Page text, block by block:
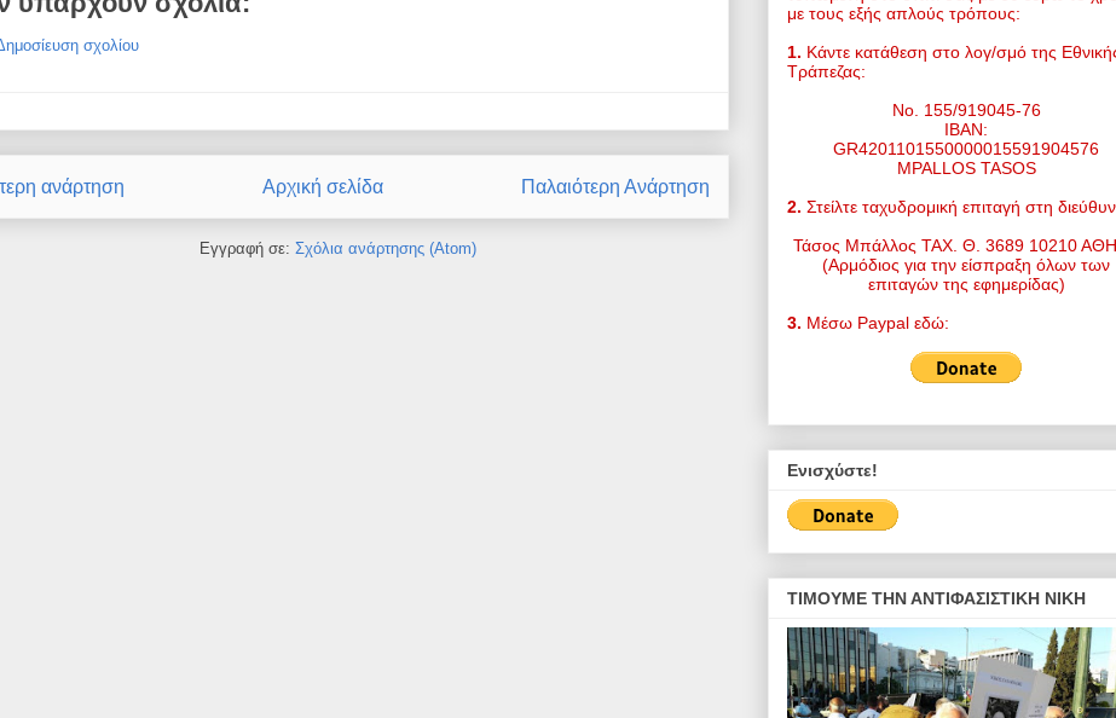
σχολίου
ανάρτηση Παλαιότερη Ανάρτηση
Αρχική σελίδα
Εγγραφή σε: Σχόλια ανάρτησης (Atom)
με τους εξής απλούς τρόπους:
1. Κάντε κατάθεση στο λογ/σμό της
Τράπεζας:
Νο. 155/919045-76
IBAN:
GR4201101550000015591904576
MPALLOS TASOS
2. Στείλτε ταχυδρομική επιταγή στη
Τάσος Μπάλλος ΤΑΧ. Θ. 3689 10210
(Αρμόδιος για την είσπραξη όλων των
επιταγών της εφημερίδας)
3. Μέσω Paypal εδώ:
Ενισχύστε!
ΤΙΜΟΥΜΕ ΤΗΝ ΑΝΤΙΦΑΣΙΣΤΙΚΗ ΝΙΚΗ